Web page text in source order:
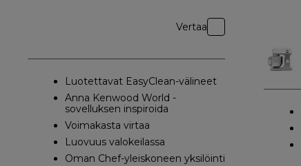
Vertaa
Luotettavat EasyClean-välineet
Anna Kenwood World -
sovelluksen inspiroida
Voimakasta virtaa
Luovuus valokeilassa
Oman Chef-yleiskoneen yksilöinti